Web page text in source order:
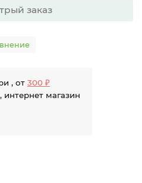
заказ
, от 300 ₽
интернет магазин